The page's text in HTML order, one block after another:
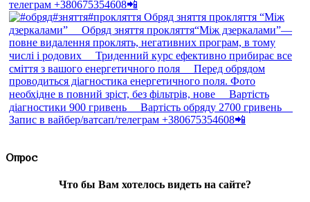
Опрос
Что бы Вам хотелось видеть на сайте?